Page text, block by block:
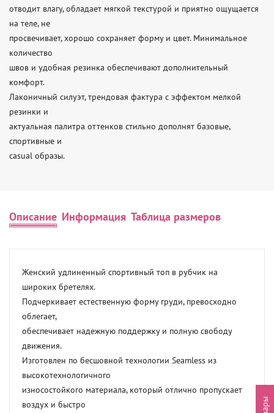
отводит влагу, обладает мягкой текстурой и приятно ощущается
на теле, не
просвечивает, хорошо сохраняет форму и цвет. Минимальное
количество
швов и удобная резинка обеспечивают дополнительный
комфорт.
Лаконичный силуэт, трендовая фактура с эффектом мелкой
резинки и
актуальная палитра оттенков стильно дополнят базовые,
спортивные и
casual образы.
Описание Информация Таблица размеров
Женский удлиненный спортивный топ в рубчик на
широких бретелях.
Подчеркивает естественную форму груди, превосходно
облегает,
обеспечивает надежную поддержку и полную свободу
движения.
Изготовлен по бесшовной технологии Seamless из
высокотехнологичного
износостойкого материала, который отлично пропускает
воздух и быстро